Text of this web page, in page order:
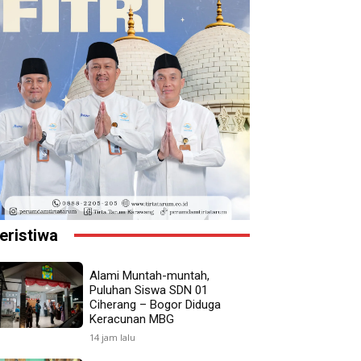
Alami Muntah-muntah,
Puluhan Siswa SDN 01
Ciherang – Bogor Diduga
Keracunan MBG
14 jam lalu